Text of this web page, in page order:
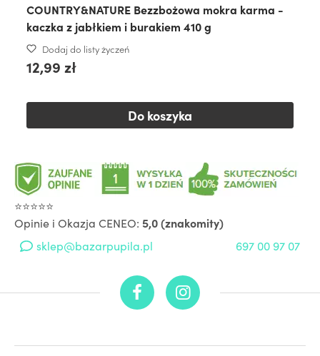
COUNTRY&NATURE Bezzbożowa mokra karma -
kaczka z jabłkiem i burakiem 410 g
Dodaj do listy życzeń
12,99 zł
Do koszyka
⭐⭐⭐⭐⭐
Opinie i Okazja CENEO: 5,0 (znakomity)
sklep@bazarpupila.pl
697 00 97 07